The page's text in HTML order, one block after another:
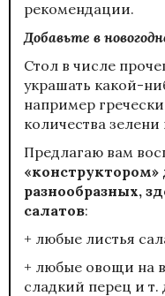
рекомендации.
Добавьте в
Стол в числе
украшать какой-
например
количества
Предлагаю вам
«конструктором»
разнообразных,
салатов:
+ любые листья
+ любые овощи на
сладкий перец и т.